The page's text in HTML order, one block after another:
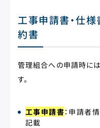
工事申請書・仕様
約書
管理組合への申請時に
す。
工事申請書：申請者
記載